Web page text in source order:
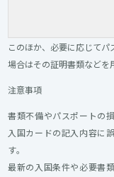
このほか、必要に応じて
場合はその証明書類などを
注意事項
書類不備やパスポートの
入国カードの記入内容に
す。
最新の入国条件や必要書